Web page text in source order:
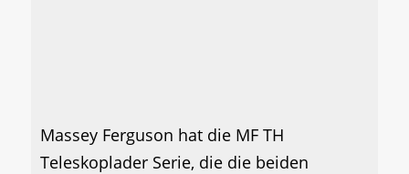
Massey Ferguson hat die MF TH
Teleskoplader Serie, die die beiden